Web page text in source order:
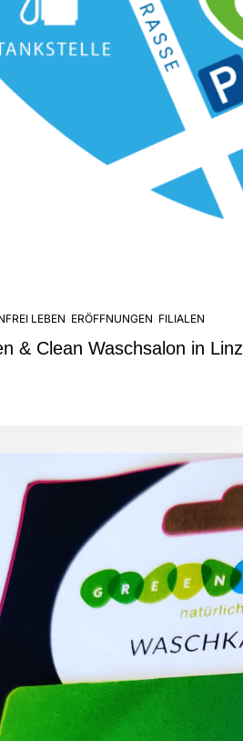
LEBEN ERÖFFNUNGEN FILIALEN
& Clean Waschsalon in Linz